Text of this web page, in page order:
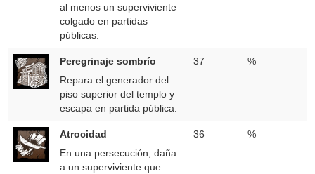
al menos un superviviente
colgado en partidas
públicas.
Peregrinaje sombrío
Repara el generador del
piso superior del templo y
escapa en partida pública.
37 %
Atrocidad
En una persecución, daña
a un superviviente que
36 %